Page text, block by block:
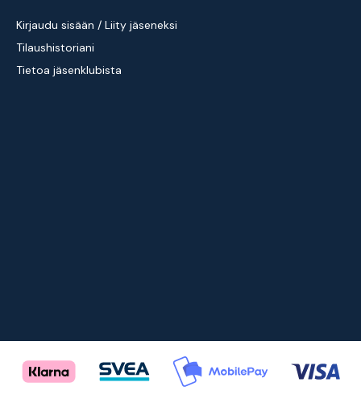
Kirjaudu sisään / Liity jäseneksi
Tilaushistoriani
Tietoa jäsenklubista